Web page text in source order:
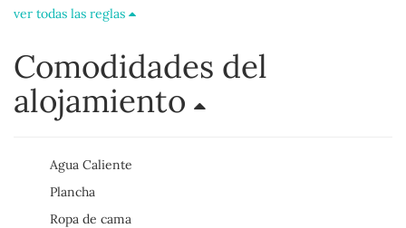
ver todas las reglas
Comodidades del
alojamiento
Agua Caliente
Plancha
Ropa de cama